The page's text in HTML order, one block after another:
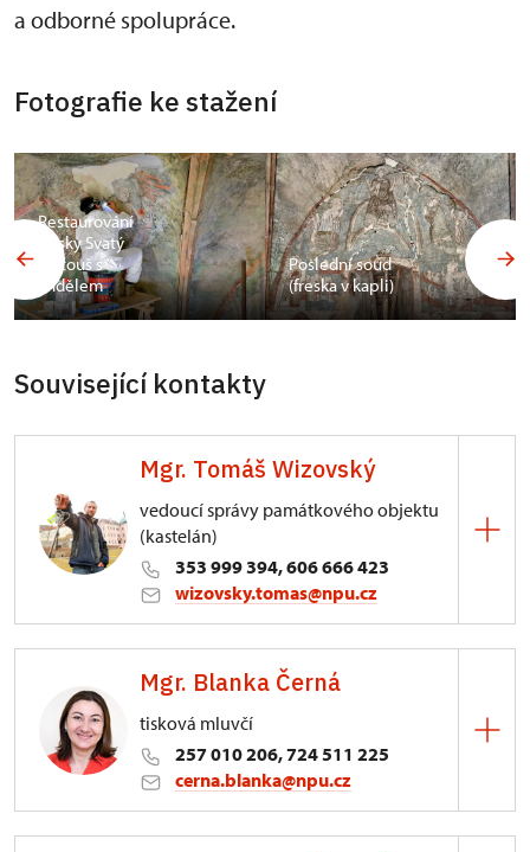
a odborné spolupráce.
Fotografie ke stažení
Restaurování
fresky Svatý
Matouš s
andělem
Poslední soud
(freska v kapli)
Související kontakty
Mgr. Tomáš Wizovský
vedoucí správy památkového objektu
(kastelán)
353 999 394, 606 666 423
wizovsky.tomas@npu.cz
13/, Bečov nad Teplou 13
Mgr. Blanka Černá
tisková mluvčí
257 010 206, 724 511 225
cerna.blanka@npu.cz